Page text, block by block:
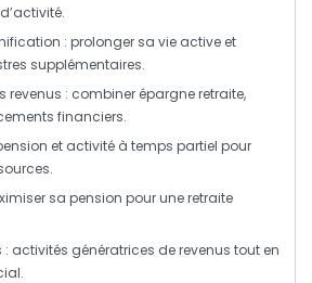
: prolonger sa vie active et
supplémentaires.
revenus : combiner épargne retraite,
financiers.
et activité à temps partiel pour
sa pension pour une retraite
: activités génératrices de revenus tout en